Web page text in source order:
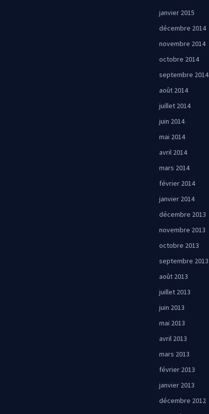
janvier 2015
décembre 2014
novembre 2014
octobre 2014
septembre 2014
août 2014
juillet 2014
juin 2014
mai 2014
avril 2014
mars 2014
février 2014
janvier 2014
décembre 2013
novembre 2013
octobre 2013
septembre 2013
août 2013
juillet 2013
juin 2013
mai 2013
avril 2013
mars 2013
février 2013
janvier 2013
décembre 2012